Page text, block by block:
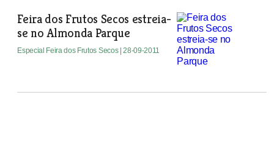
Feira dos Frutos Secos estreia-
se no Almonda Parque
Especial Feira dos Frutos Secos | 28-09-2011